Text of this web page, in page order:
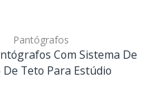
Pantógrafos
Com Sistema De
Teto Para Estúdio